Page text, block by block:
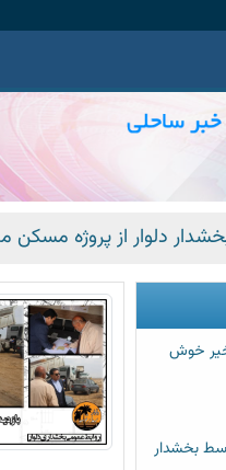
دلوار از پروژه
خوش
بخشدار